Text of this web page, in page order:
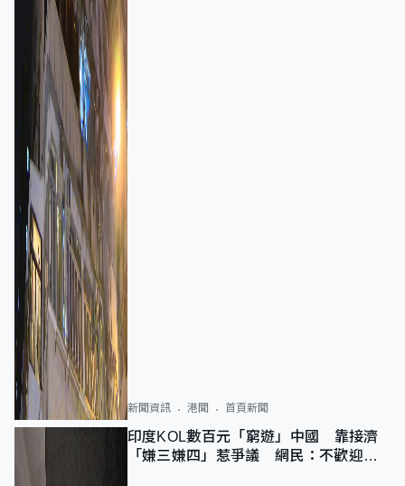
新聞資訊 港聞 首頁新聞
印度KOL數百元「窮遊」中國 靠接濟
「嫌三嫌四」惹爭議 網民：不歡迎劣